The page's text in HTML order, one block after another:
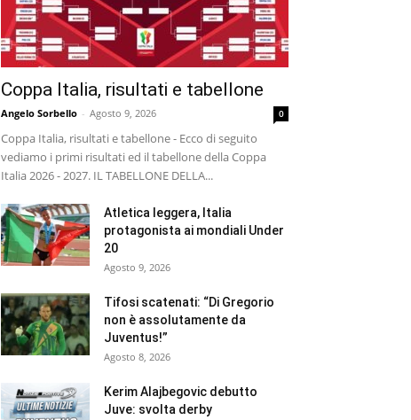
Coppa Italia, risultati e tabellone
Angelo Sorbello - Agosto 9, 2026 0
Coppa Italia, risultati e tabellone - Ecco di seguito
vediamo i primi risultati ed il tabellone della Coppa
Italia 2026 - 2027. IL TABELLONE DELLA...
Atletica leggera, Italia
protagonista ai mondiali Under
20
Agosto 9, 2026
Tifosi scatenati: “Di Gregorio
non è assolutamente da
Juventus!”
Agosto 8, 2026
Kerim Alajbegovic debutto
Juve: svolta derby